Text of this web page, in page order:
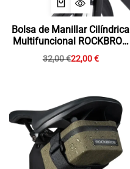
Bolsa de Manillar Cilíndrica
Multifuncional ROCKBROS
2L (3 en 1
32,00€22,00€